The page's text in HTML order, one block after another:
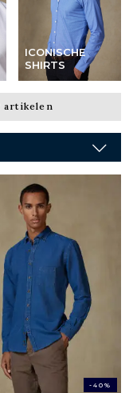
ICONISCHE
SHIRTS
artikelen
-40%